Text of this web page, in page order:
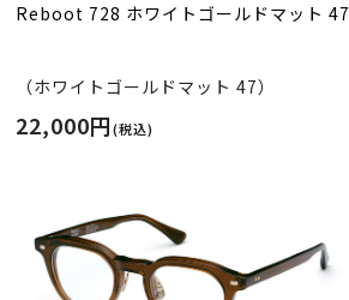
Reboot 728 ホワイトゴールドマット 47
（ホワイトゴールドマット 47）
22,000円(税込)